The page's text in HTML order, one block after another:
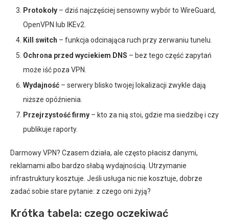
Protokoły – dziś najczęściej sensowny wybór to WireGuard,
OpenVPN lub IKEv2.
Kill switch – funkcja odcinająca ruch przy zerwaniu tunelu.
Ochrona przed wyciekiem DNS – bez tego część zapytań
może iść poza VPN.
Wydajność – serwery blisko twojej lokalizacji zwykle dają
niższe opóźnienia.
Przejrzystość firmy – kto za nią stoi, gdzie ma siedzibę i czy
publikuje raporty.
Darmowy VPN? Czasem działa, ale często płacisz danymi,
reklamami albo bardzo słabą wydajnością. Utrzymanie
infrastruktury kosztuje. Jeśli usługa nic nie kosztuje, dobrze
zadać sobie stare pytanie: z czego oni żyją?
Krótka tabela: czego oczekiwać